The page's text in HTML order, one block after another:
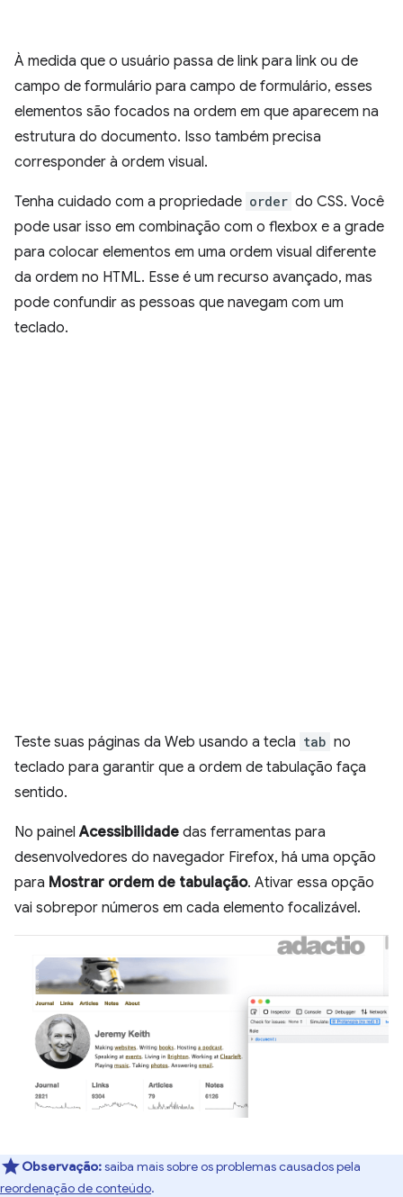
À medida que o usuário passa de link para link ou de
campo de formulário para campo de formulário, esses
elementos são focados na ordem em que aparecem na
estrutura do documento. Isso também precisa
corresponder à ordem visual.
Tenha cuidado com a propriedade order do CSS. Você
pode usar isso em combinação com o flexbox e a grade
para colocar elementos em uma ordem visual diferente
da ordem no HTML. Esse é um recurso avançado, mas
pode confundir as pessoas que navegam com um
teclado.
Teste suas páginas da Web usando a tecla tab no
teclado para garantir que a ordem de tabulação faça
sentido.
No painelAcessibilidade das ferramentas para
desenvolvedores do navegador Firefox, há uma opção
para Mostrar ordem de tabulação. Ativar essa opção
vai sobrepor números em cada elemento focalizável.
Observação:saiba mais sobre os problemas causados pela
reordenação de conteúdo.